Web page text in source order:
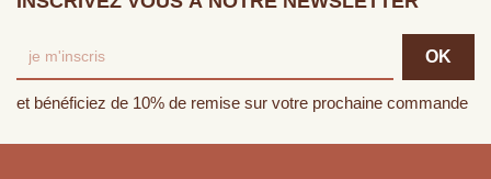
et bénéficiez de 10% de remise sur votre prochaine commande